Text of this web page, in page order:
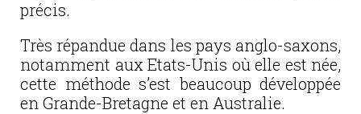
précis.
Très répandue dans les pays anglo-saxons,
notamment aux Etats-Unis où elle est née,
cette méthode s’est beaucoup développée
en Grande-Bretagne et en Australie.